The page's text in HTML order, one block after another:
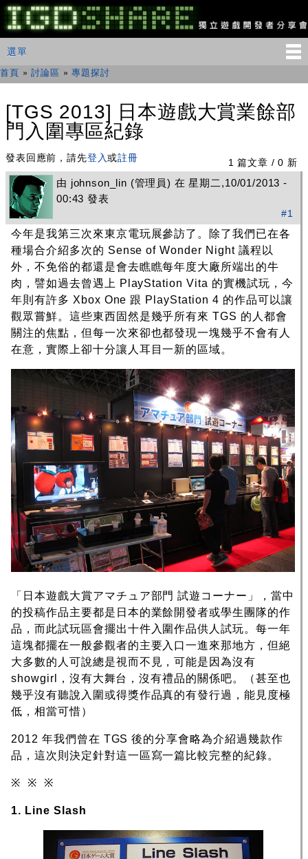
移
至
主
IGDSHARE
獨
遊
者
分
會
主選單
選單
您在這裡
首頁 »討論區 »專題探討
[TGS 2013] 日本遊戲大賞業餘部
門入圍專區紀錄
1 篇文章 / 0 新
發表回應前，請先登入或註冊
由 johnson_lin (管理員) 在 星期二,10/01/2013 -
00:43 發表
#1
今年是我第三次來東京電玩展參訪了。除了我們已在各
種場合介紹多次的 Sense of Wonder Night 議程以
外，不免俗的都還是會去瞧瞧每年度大廠所端出的牛
肉，譬如過去曾遇上 PlayStation Vita 的實機試玩，今
年則有許多 Xbox One 跟 PlayStation 4 的作品可以讓
觀眾嘗鮮。這些東西固然是幾乎所有來 TGS 的人都會
關注的焦點，但每一次來卻也都發現一塊幾乎不會有人
在意，實際上卻十分讓人耳目一新的區域。
「日本遊戲大賞アマチュア部門 試遊コーナー」，當中
的投稿作品主要都是日本的業餘開發者或學生團隊的作
品，而此試玩區會擺出十件入圍作品供人試玩。每一年
這塊都擺在一般參觀者的主要入口一進來那地方，但絕
大多數的人可說總是視而不見，可能是因為沒有
showgirl，沒有大舞台，沒有禮品的關係吧。（甚至也
幾乎沒有聽說入圍或得獎作品真的有發行過，能見度極
低，相當可惜）
2012 年我們曾在 TGS 後的分享會略為介紹過幾款作
品，這次則決定針對這一區寫一篇比較完整的紀錄。
※ ※ ※
1. Line Slash